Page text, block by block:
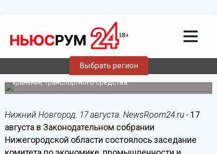
Выбрать регион
транспортных средств поддержали
депутаты нижегородского
Забрать автомобиль со штрафстоянки можно будет без
квитанции об оплате расходов за перемещение и
хранение транспортного средства.
Нижний Новгород. 17 августа. NewsRoom24.ru - 17
августа в Законодательном собрании
Нижегородской области состоялось заседание